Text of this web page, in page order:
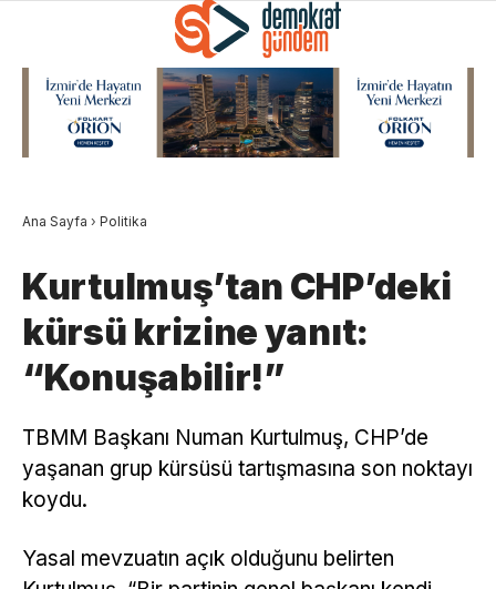
Ana Sayfa › Politika
Kurtulmuş’tan CHP’deki
kürsü krizine yanıt:
“Konuşabilir!”
TBMM Başkanı Numan Kurtulmuş, CHP’de
yaşanan grup kürsüsü tartışmasına son noktayı
koydu.
Yasal mevzuatın açık olduğunu belirten